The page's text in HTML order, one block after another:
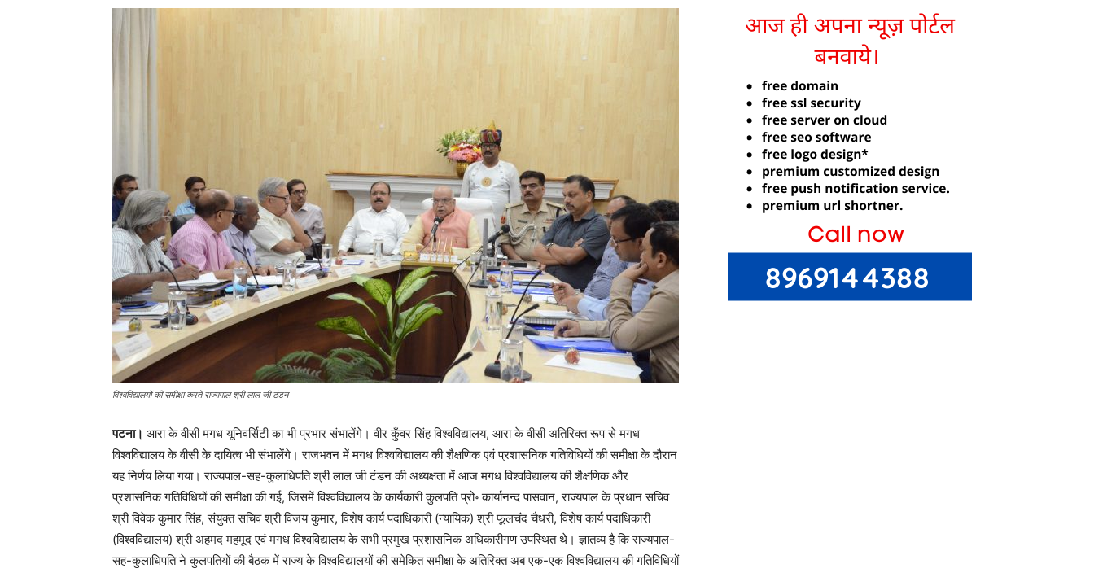
विश्वविद्यालयों की समीक्षा करते राज्यपाल श्री लाल जी टंडन
पटना। आरा के वीसी मगध यूनिवर्सिटी का भी प्रभार संभालेंगे। वीर कुँवर सिंह विश्वविद्यालय, आरा के वीसी अतिरिक्त रूप से मगध
विश्वविद्यालय के वीसी के दायित्व भी संभालेंगे। राजभवन में मगध विश्वविद्यालय की शैक्षणिक एवं प्रशासनिक गतिविधियों की समीक्षा के दौरान
यह निर्णय लिया गया। राज्यपाल-सह-कुलाधिपति श्री लाल जी टंडन की अध्यक्षता में आज मगध विश्वविद्यालय की शैक्षणिक और
प्रशासनिक गतिविधियों की समीक्षा की गई, जिसमें विश्वविद्यालय के कार्यकारी कुलपति प्रो॰ कार्यानन्द पासवान, राज्यपाल के प्रधान सचिव
श्री विवेक कुमार सिंह, संयुक्त सचिव श्री विजय कुमार, विशेष कार्य पदाधिकारी (न्यायिक) श्री फूलचंद चैधरी, विशेष कार्य पदाधिकारी
(विश्वविद्यालय) श्री अहमद महमूद एवं मगध विश्वविद्यालय के सभी प्रमुख प्रशासनिक अधिकारीगण उपस्थित थे। ज्ञातव्य है कि राज्यपाल-
सह-कुलाधिपति ने कुलपतियों की बैठक में राज्य के विश्वविद्यालयों की समेकित समीक्षा के अतिरिक्त अब एक-एक विश्वविद्यालय की गतिविधियों